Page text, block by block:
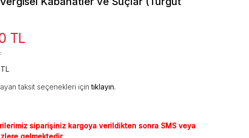
TL
taksit seçenekleri içintıklayın.
siparişiniz kargoya verildikten sonra SMS veya
gelmektedir.